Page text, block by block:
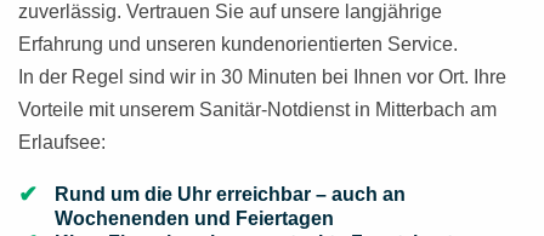
zuverlässig. Vertrauen Sie auf unsere langjährige
Erfahrung und unseren kundenorientierten Service.
In der Regel sind wir in 30 Minuten bei Ihnen vor Ort. Ihre
Vorteile mit unserem Sanitär-Notdienst in Mitterbach am
Erlaufsee:
Rund um die Uhr erreichbar – auch an
Wochenenden und Feiertagen